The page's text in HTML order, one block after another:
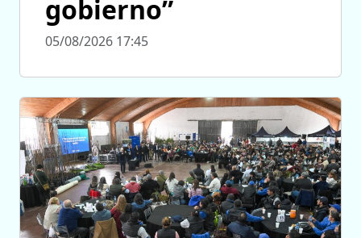
gobierno”
05/08/2026 17:45